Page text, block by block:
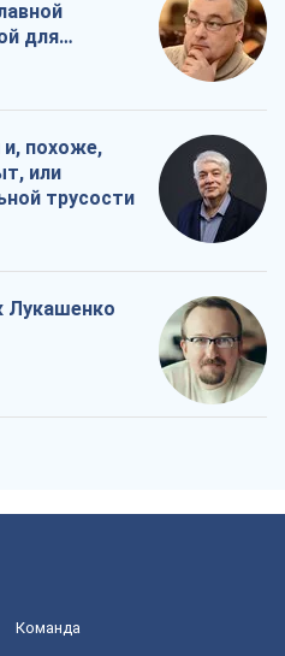
для
и, похоже,
или
трусости
Лукашенко
Команда